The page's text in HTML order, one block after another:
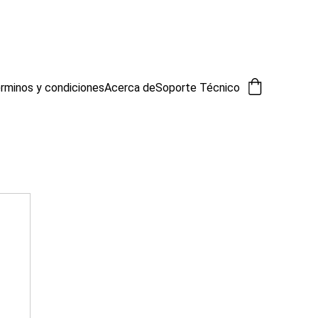
y condicionesAcerca deSoporte Técnico